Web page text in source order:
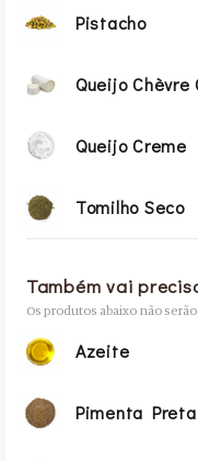
Pistacho
Queijo Chèvre
Queijo Creme
Tomilho Seco
Também vai
Os produtos abaixo não
Azeite
Pimenta